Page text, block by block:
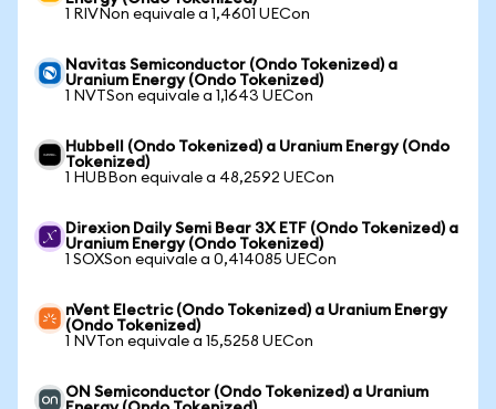
1 RIVNon equivale a 1,4601 UECon
Navitas Semiconductor (Ondo Tokenized) a
Uranium Energy (Ondo Tokenized)
1 NVTSon equivale a 1,1643 UECon
Hubbell (Ondo Tokenized) a Uranium Energy (Ondo
Tokenized)
1 HUBBon equivale a 48,2592 UECon
Direxion Daily Semi Bear 3X ETF (Ondo Tokenized) a
Uranium Energy (Ondo Tokenized)
1 SOXSon equivale a 0,414085 UECon
nVent Electric (Ondo Tokenized) a Uranium Energy
(Ondo Tokenized)
1 NVTon equivale a 15,5258 UECon
ON Semiconductor (Ondo Tokenized) a Uranium